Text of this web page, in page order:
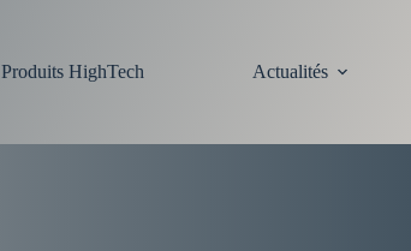
Produits HighTech Actualités